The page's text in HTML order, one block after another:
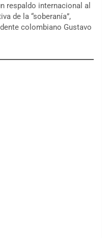
respaldo internacional al
de la “soberanía”,
colombiano Gustavo